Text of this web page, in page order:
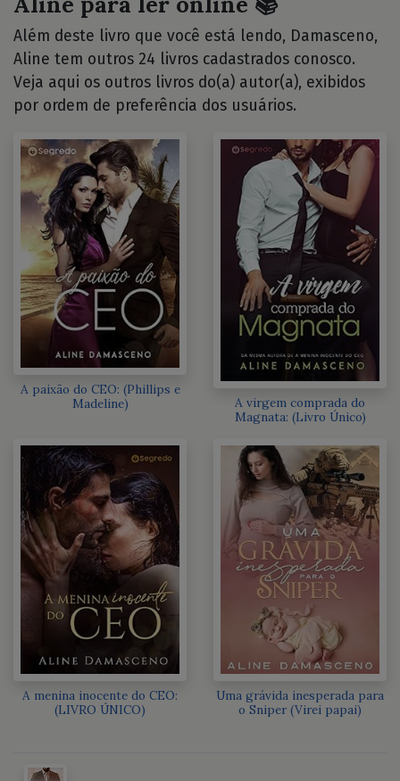
Além deste livro que você está lendo, Damasceno,
Aline tem outros 24 livros cadastrados conosco.
Veja aqui os outros livros do(a) autor(a), exibidos
por ordem de preferência dos usuários.
A paixão do CEO: (Phillips e
Madeline)
A virgem comprada do
Magnata: (Livro Único)
A menina inocente do CEO:
(LIVRO ÚNICO)
Uma grávida inesperada para
o Sniper (Virei papai)